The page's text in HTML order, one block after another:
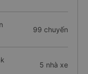
99 chuyến
5 nhà xe